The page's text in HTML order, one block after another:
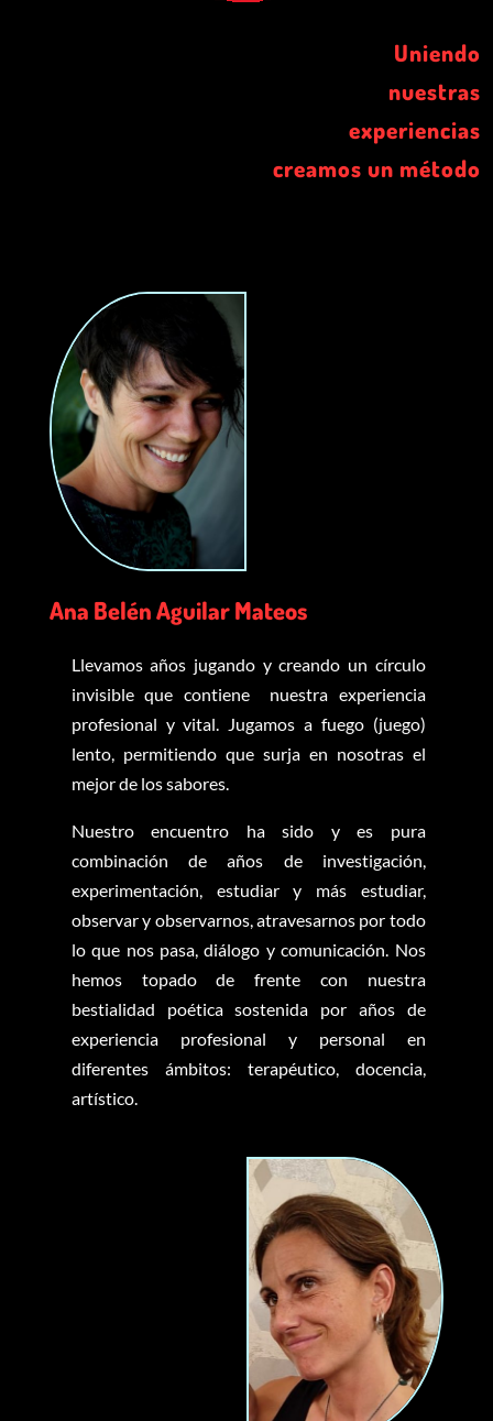
Uniendo
nuestras
experiencias
creamos un método
Ana Belén Aguilar Mateos
Llevamos años jugando y creando un círculo
invisible que contiene nuestra experiencia
profesional y vital. Jugamos a fuego (juego)
lento, permitiendo que surja en nosotras el
mejor de los sabores.
Nuestro encuentro ha sido y es pura
combinación de años de investigación,
experimentación, estudiar y más estudiar,
observar y observarnos, atravesarnos por todo
lo que nos pasa, diálogo y comunicación. Nos
hemos topado de frente con nuestra
bestialidad poética sostenida por años de
experiencia profesional y personal en
diferentes ámbitos: terapéutico, docencia,
artístico.